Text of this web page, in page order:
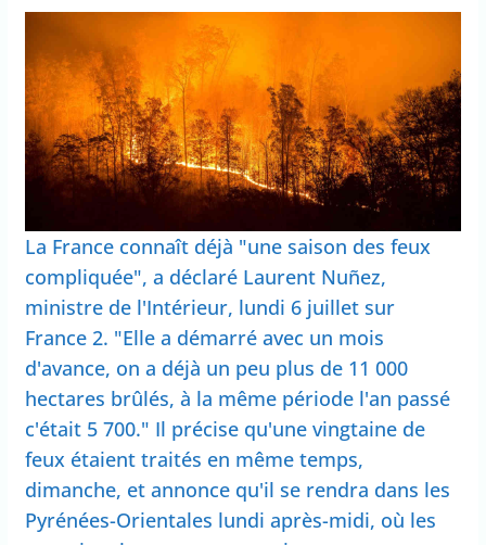
La France connaît déjà "une saison des feux
compliquée", a déclaré Laurent Nuñez,
ministre de l'Intérieur, lundi 6 juillet sur
France 2. "Elle a démarré avec un mois
d'avance, on a déjà un peu plus de 11 000
hectares brûlés, à la même période l'an passé
c'était 5 700." Il précise qu'une vingtaine de
feux étaient traités en même temps,
dimanche, et annonce qu'il se rendra dans les
Pyrénées-Orientales lundi après-midi, où les